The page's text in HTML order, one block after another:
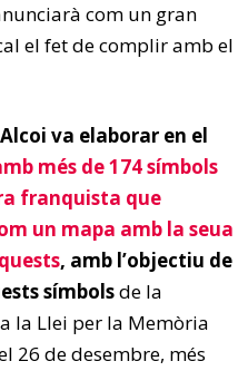
com un gran
el fet de complir amb el
va elaborar en el
més de 174 símbols
franquista que
un mapa amb la seua
, amb l’objectiu de
símbolsde la
la Llei per la Memòria
26 de desembre, més